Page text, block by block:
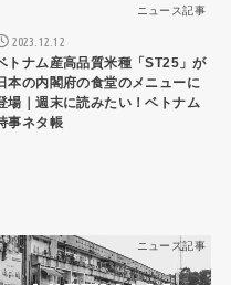
ニュース記事
2023.12.12
トナム産高品質米種「ST25」が
本の内閣府の食堂のメニューに
場｜週末に読みたい！ベトナム
事ネタ帳
ニュース記事